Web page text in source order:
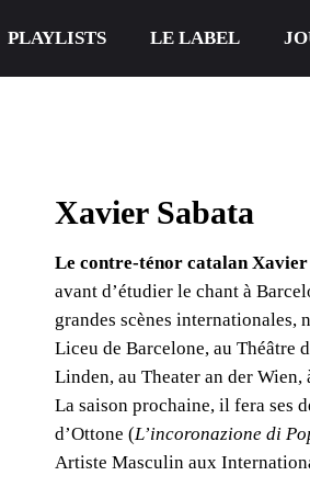
PLAYLISTS LE LABEL
Xavier Sabata
Le contre-ténor catalan Xavier
avant d’étudier le chant à
grandes scènes internationales,
Liceu de Barcelone, au Théâtre
Linden, au Theater an der Wien,
La saison prochaine, il fera ses
d’Ottone (L’incoronazione di
Artiste Masculin aux